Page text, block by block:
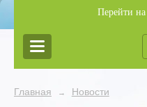
Перейти
Главная → Новости